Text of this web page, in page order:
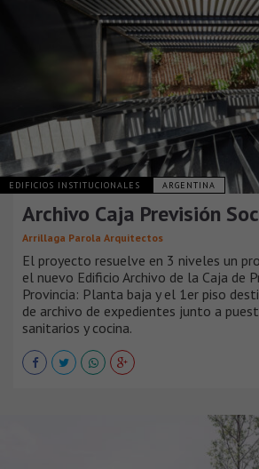
EDIFICIOS INSTITUCIONALES ARGENTINA
Archivo Caja Previsión
Arrillaga Parola Arquitectos
El proyecto resuelve en 3 niveles un
el nuevo Edificio Archivo de la Caja de
Provincia: Planta baja y el 1er piso
de archivo de expedientes junto a
sanitarios y cocina.